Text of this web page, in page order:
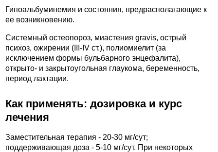
Гипоальбуминемия и состояния, предрасполагающие к
ее возникновению.
Системный остеопороз, миастения gravis, острый
психоз, ожирении (III-IV ст.), полиомиелит (за
исключением формы бульбарного энцефалита),
открыто- и закрытоугольная глаукома, беременность,
период лактации.
Как применять: дозировка и курс
лечения
Заместительная терапия - 20-30 мг/сут;
поддерживающая доза - 5-10 мг/сут. При некоторых